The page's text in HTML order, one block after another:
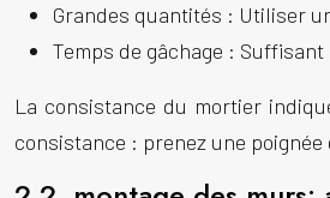
Grandes quantités : Utiliser
Temps de gâchage :
La consistance du mortier
consistance : prenez une